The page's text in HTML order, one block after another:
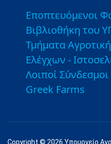
Εποπτευόμενοι
Βιβλιοθήκη του
Τμήματα
Ελέγχων -
Λοιποί Σύνδεσμοι
Greek Farms
Copyright © 2026 Υπουργείο